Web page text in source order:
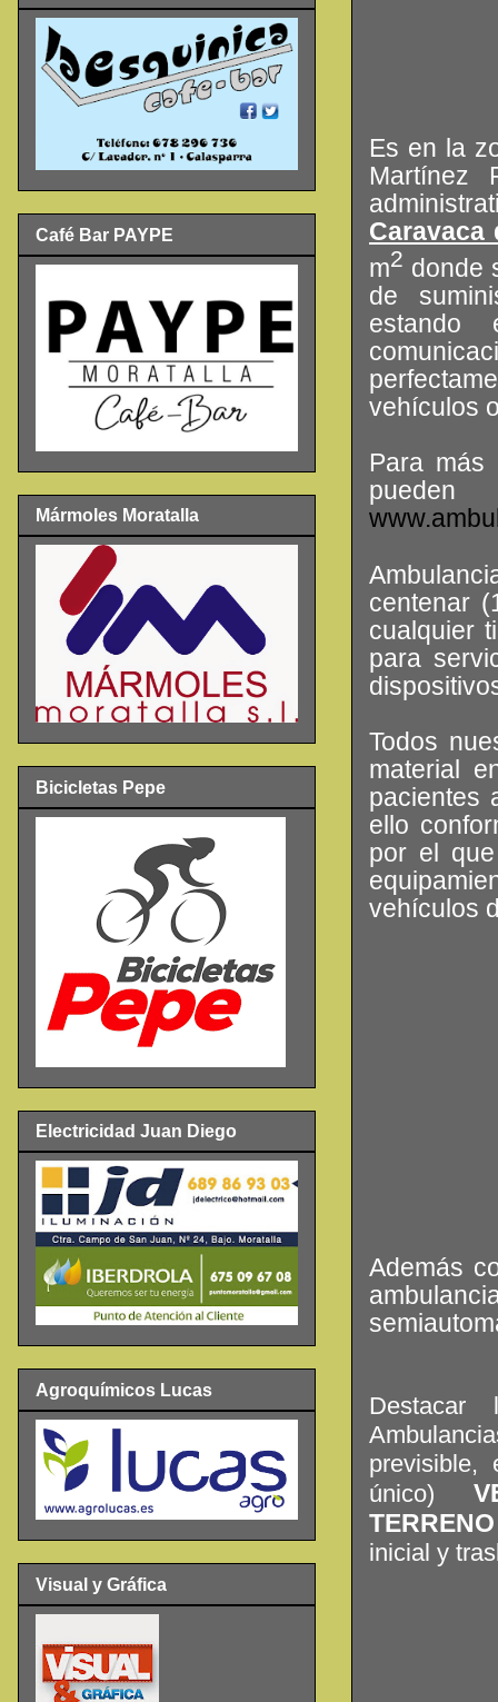
Es en la
Martínez
Caravaca
m2 donde
de
estando
vehículos
Para más
pueden
centenar
cualquier
para
Todos
material
pacientes
ello
por el
vehículos
Además
Destacar
único)
TERRENO
inicial y
Café Bar PAYPE
Mármoles Moratalla
Bicicletas Pepe
Electricidad Juan Diego
Agroquímicos Lucas
Visual y Gráfica